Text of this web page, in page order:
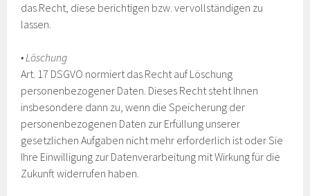
das Recht, diese berichtigen bzw. vervollständigen zu
lassen.
• Löschung
Art. 17 DSGVO normiert das Recht auf Löschung
personenbezogener Daten. Dieses Recht steht Ihnen
insbesondere dann zu, wenn die Speicherung der
personenbezogenen Daten zur Erfüllung unserer
gesetzlichen Aufgaben nicht mehr erforderlich ist oder Sie
Ihre Einwilligung zur Datenverarbeitung mit Wirkung für die
Zukunft widerrufen haben.